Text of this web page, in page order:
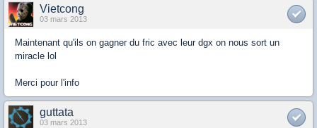
Vietcong
03 mars 2013
Maintenant qu'ils on gagner du fric avec leur dgx on nous sort un
miracle lol
Merci pour l'info
guttata
03 mars 2013